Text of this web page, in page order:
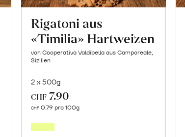
Rigatoni aus
«Timilia» Hartweizen
von Cooperativa Valdibella aus Camporeale,
Sizilien
2 x 500g
CHF 7.90
CHF 0.79 pro 100g